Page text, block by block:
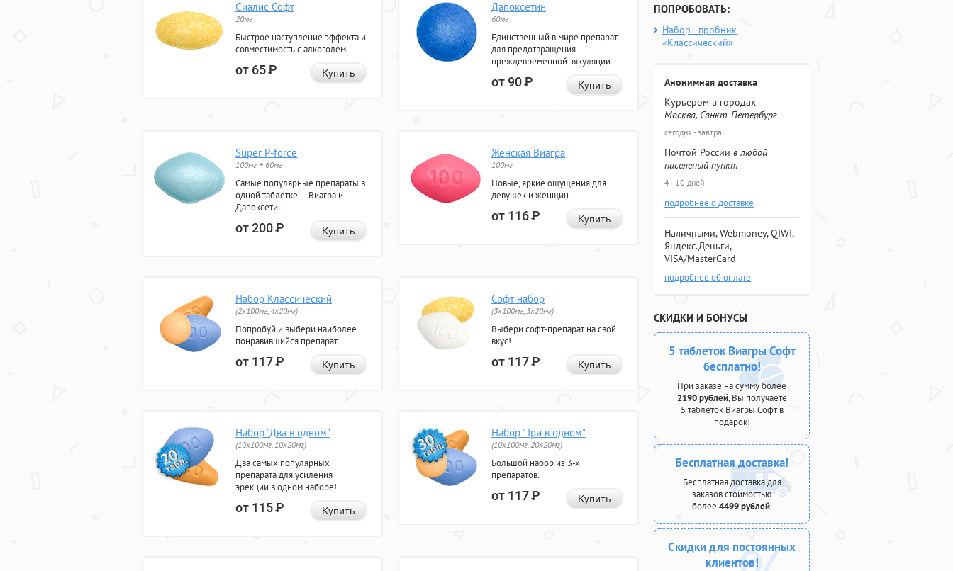
Сиалис Софт
20мг
Быстрое наступление эффекта и
совместимость с алкоголем.
от 65Р Купить
Дапоксетин
60мг
Единственный в мире препарат
для предотвращения
преждевременной эякуляции.
от 90Р Купить
Super P-force
100мг + 60мг
Самые популярные препараты в
одной таблетке — Виагра и
Дапоксетин.
от 200Р Купить
Женская Виагра
100мг
Новые, яркие ощущения для
девушек и женщин.
от 116Р Купить
Набор Классический
(2x100мг, 4x20мг)
Попробуй и выбери наиболее
понравившийся препарат.
от 117Р Купить
Софт набор
(3x100мг, 3x20мг)
Выбери софт-препарат на свой
вкус!
от 117Р Купить
Набор "Два в одном"
(10x100мг, 10x20мг)
Два самых популярных
препарата для усиления
эрекции в одном наборе!
от 115Р Купить
Набор "Три в одном"
(10x100мг, 20x20мг)
Большой набор из 3-х
препаратов.
от 117Р Купить
ПОПРОБОВАТЬ:
Набор - пробник
«Классический»
Анонимная доставка
Курьером в городах
Москва, Санкт-Петербург
сегодня - завтра
Почтой России в любой
населеный пункт
4 - 10 дней
подробнее о доставке
Наличными, Webmoney, QIWI,
Яндекс.Деньги,
VISA/MasterCard
подробнее об оплате
СКИДКИ И БОНУСЫ
5 таблеток Виагры Софт
бесплатно!
При заказе на сумму более
2190 рублей, Вы получаете
5 таблеток Виагры Софт в
подарок!
Бесплатная доставка!
Бесплатная доставка для
заказов стоимостью
более 4499 рублей.
Скидки для постоянных
клиентов!